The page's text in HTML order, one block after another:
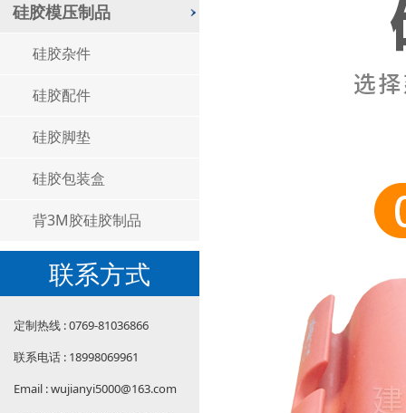
硅胶模压制品
硅胶杂件
硅胶配件
硅胶脚垫
硅胶包装盒
背3M胶硅胶制品
联系方式
定制热线 : 0769-81036866
联系电话 : 18998069961
Email : wujianyi5000@163.com